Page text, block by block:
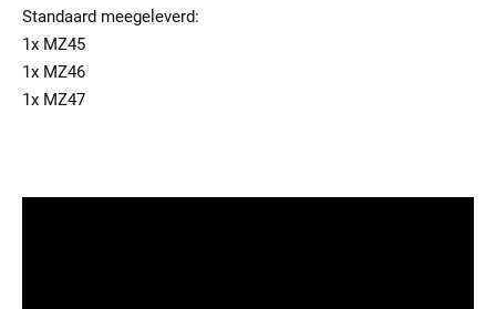
Standaard meegeleverd:
1x MZ45
1x MZ46
1x MZ47